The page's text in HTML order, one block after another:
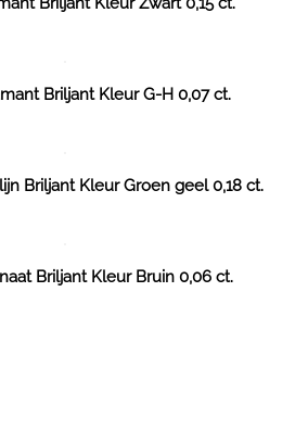
Briljant Kleur G-H 0,07 ct.
Briljant Kleur Groen geel 0,18 ct.
Briljant Kleur Bruin 0,06 ct.